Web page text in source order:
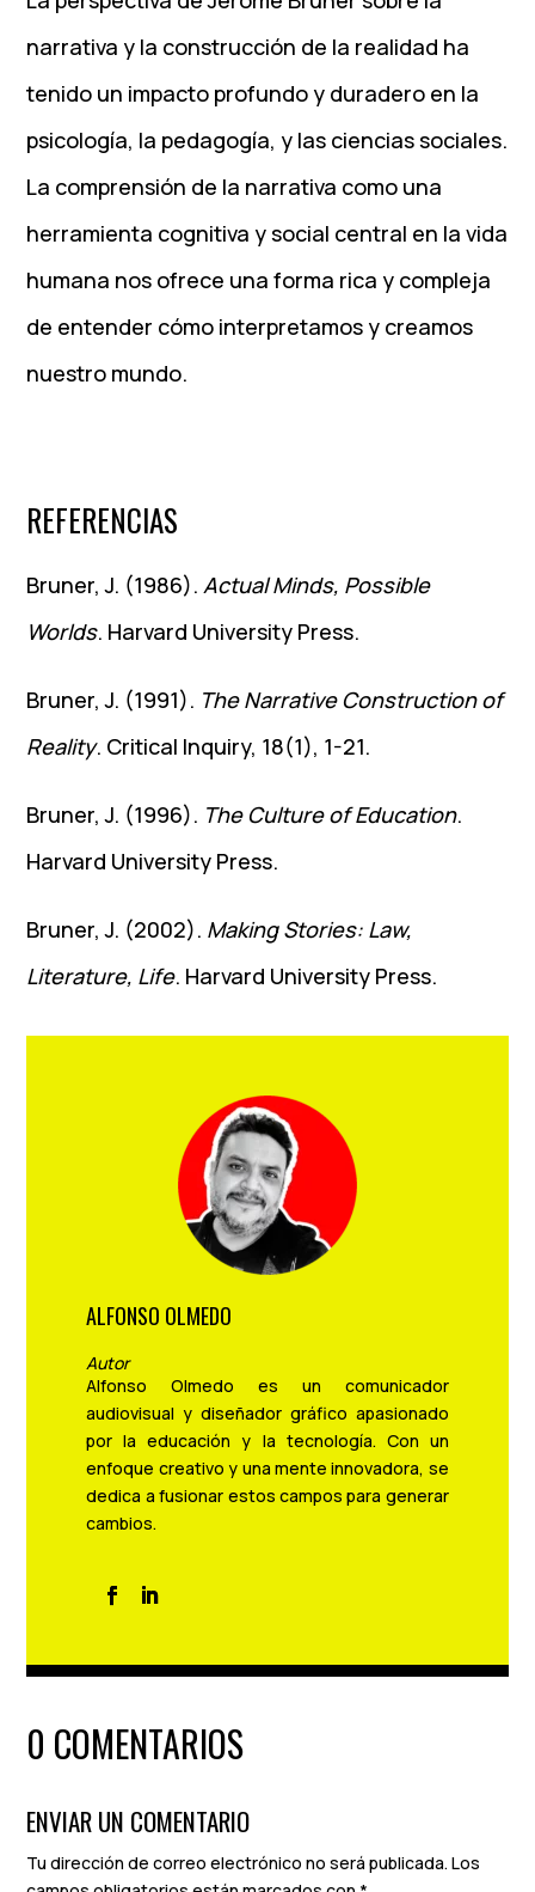
narrativa y la construcción de la realidad ha
tenido un impacto profundo y duradero en la
psicología, la pedagogía, y las ciencias sociales.
La comprensión de la narrativa como una
herramienta cognitiva y social central en la vida
humana nos ofrece una forma rica y compleja
de entender cómo interpretamos y creamos
nuestro mundo.
REFERENCIAS
Bruner, J. (1986).Actual Minds, Possible
Worlds. Harvard University Press.
Bruner, J. (1991). The Narrative Construction of
Reality. Critical Inquiry, 18(1), 1-21.
Bruner, J. (1996). The Culture of Education.
Harvard University Press.
Bruner, J. (2002). Making Stories: Law,
Literature, Life. Harvard University Press.
ALFONSO OLMEDO
Autor
Alfonso Olmedo es un comunicador
audiovisual y diseñador gráfico apasionado
por la educación y la tecnología. Con un
enfoque creativo y una mente innovadora, se
dedica a fusionar estos campos para generar
cambios.
0 COMENTARIOS
ENVIAR UN COMENTARIO
Tu dirección de correo electrónico no será publicada. Los